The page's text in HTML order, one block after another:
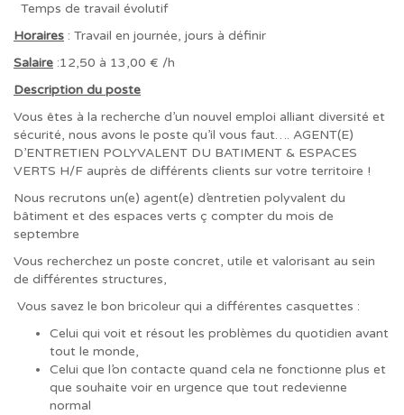
Temps de travail évolutif
Horaires : Travail en journée, jours à définir
Salaire :12,50 à 13,00 € /h
Description du poste
Vous êtes à la recherche d’un nouvel emploi alliant diversité et
sécurité, nous avons le poste qu’il vous faut…. AGENT(E)
D’ENTRETIEN POLYVALENT DU BATIMENT & ESPACES
VERTS H/F auprès de différents clients sur votre territoire !
Nous recrutons un(e) agent(e) d’entretien polyvalent du
bâtiment et des espaces verts ç compter du mois de
septembre
Vous recherchez un poste concret, utile et valorisant au sein
de différentes structures,
Vous savez le bon bricoleur qui a différentes casquettes :
Celui qui voit et résout les problèmes du quotidien avant
tout le monde,
Celui que l’on contacte quand cela ne fonctionne plus et
que souhaite voir en urgence que tout redevienne
normal